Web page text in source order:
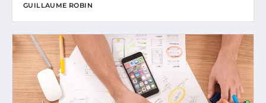
GUILLAUME ROBIN